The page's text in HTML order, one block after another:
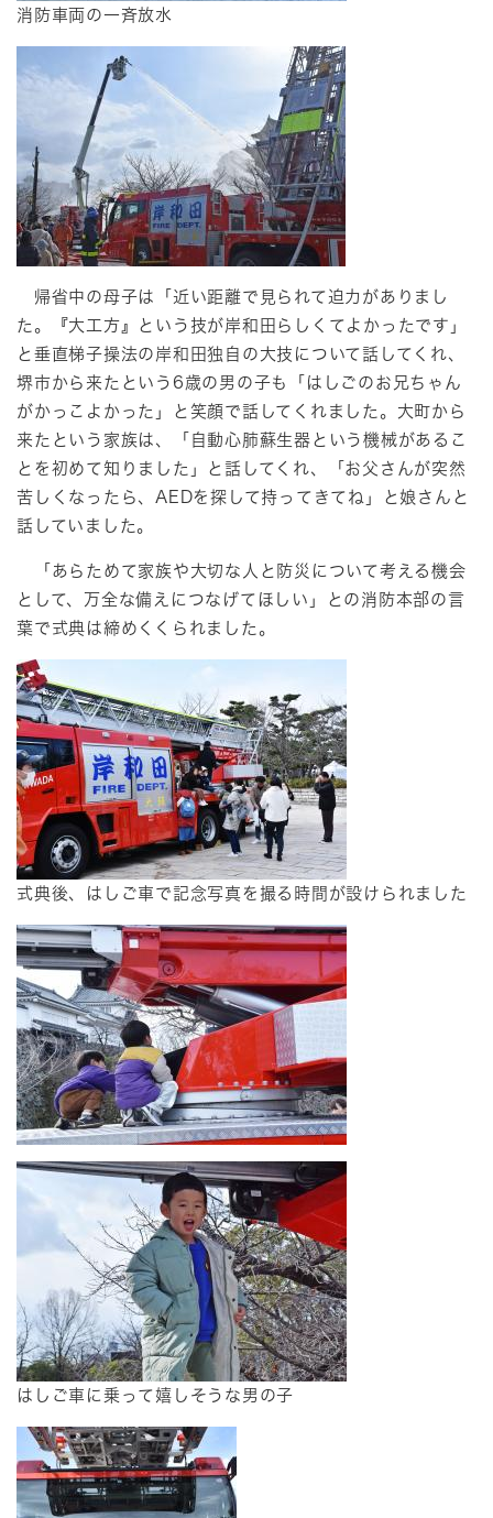
​消防車両の一斉放水
帰省中の母子は「近い距離で見られて迫力がありまし
た。『大工方』という技が岸和田らしくてよかったです」
と垂直梯子操法の岸和田独自の大技について話してくれ、
堺市から来たという6歳の男の子も「はしごのお兄ちゃん
がかっこよかった」と笑顔で話してくれました。大町から
来たという家族は、「自動心肺蘇生器という機械があるこ
とを初めて知りました」と話してくれ、「お父さんが突然
苦しくなったら、AEDを探して持ってきてね」と娘さんと
話していました。
「あらためて家族や大切な人と防災について考える機会
として、万全な備えにつなげてほしい」との消防本部の言
葉で式典は締めくくられました。
式典後、はしご車で記念写真を撮る時間が設けられました
​はしご車に乗って嬉しそうな男の子​